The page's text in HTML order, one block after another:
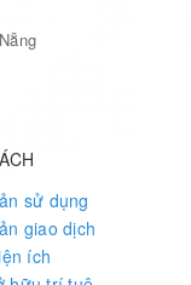
sử dụng
giao dịch
ích